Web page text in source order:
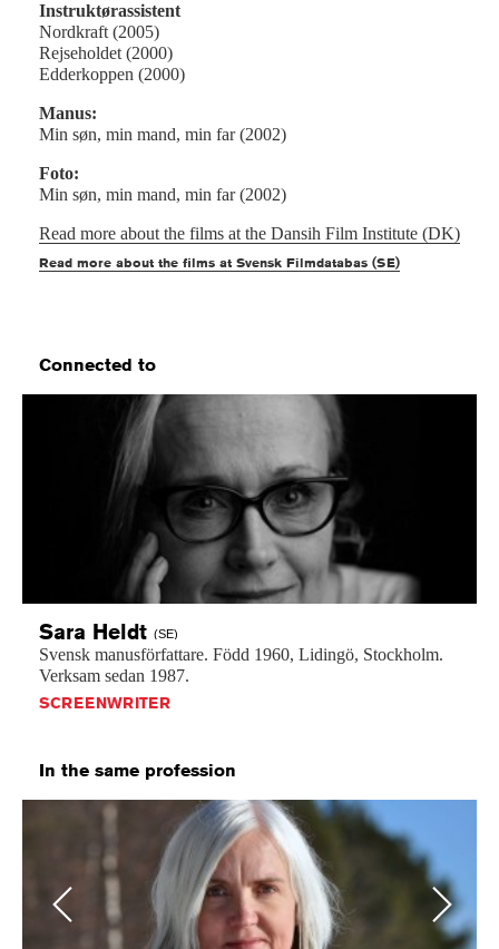
Instruktørassistent
Nordkraft (2005)
Rejseholdet (2000)
Edderkoppen (2000)
Manus:
Min søn, min mand, min far (2002)
Foto:
Min søn, min mand, min far (2002)
Read more about the films at the Dansih Film Institute (DK)
Read more about the films at Svensk Filmdatabas (SE)
Connected to
Sara Heldt (SE)
Svensk manusförfattare. Född 1960, Lidingö, Stockholm.
Verksam sedan 1987.
SCREENWRITER
In the same profession
Previous Next